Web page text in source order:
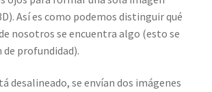
Así es como podemos distinguir qué
nosotros se encuentra algo (esto se
profundidad).
desalineado, se envían dos imágenes